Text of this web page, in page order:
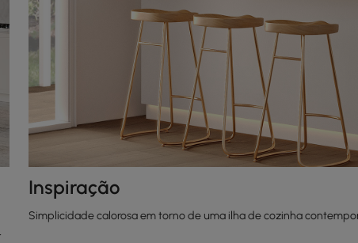
Inspiração
Simplicidade calorosa em torno de uma ilha de cozinha